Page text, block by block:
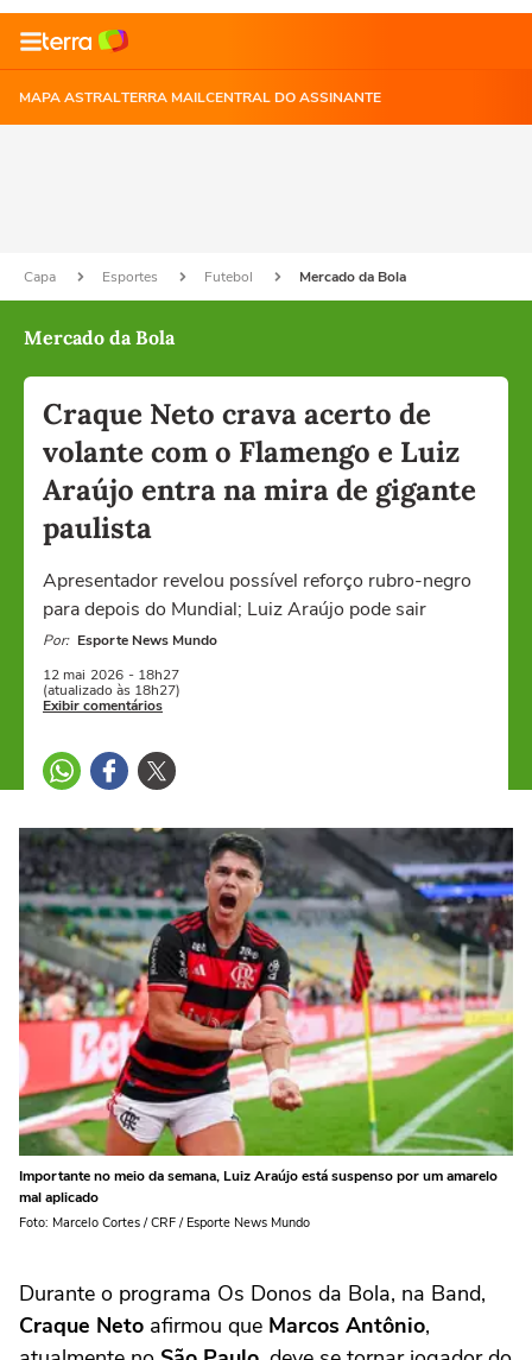
MAPA ASTRALTERRA MAILCENTRAL DO ASSINANTE
Capa Esportes Futebol Mercado da Bola
Mercado da Bola
Craque Neto crava acerto de
volante com o Flamengo e Luiz
Araújo entra na mira de gigante
paulista
Apresentador revelou possível reforço rubro-negro
para depois do Mundial; Luiz Araújo pode sair
Por: Esporte News Mundo
12 mai 2026 - 18h27
(atualizado às 18h27)
Exibir comentários
Importante no meio da semana, Luiz Araújo está suspenso por um amarelo
mal aplicado
Foto: Marcelo Cortes / CRF / Esporte News Mundo
Durante o programa Os Donos da Bola, na Band,
Craque Neto afirmou que Marcos Antônio,